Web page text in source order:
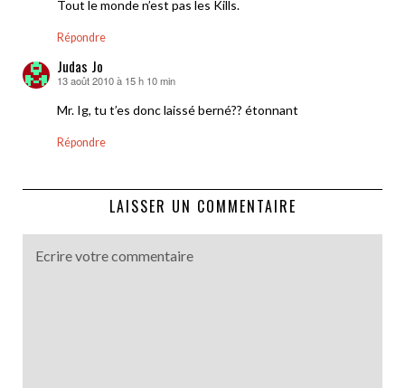
Tout le monde n’est pas les Kills.
Répondre
Judas Jo
dit :
13 août 2010 à 15 h 10 min
Mr. Ig, tu t’es donc laissé berné?? étonnant
Répondre
LAISSER UN COMMENTAIRE